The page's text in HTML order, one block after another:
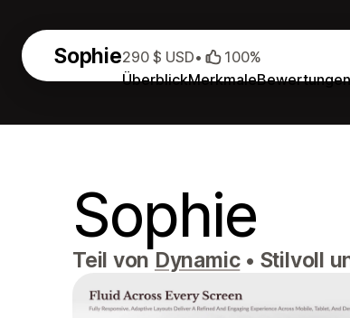
Sophie
ÜberblickMerkmaleBewertungen
290 $ USD• 100%
Sophie
Teil von Dynamic • Stilvoll